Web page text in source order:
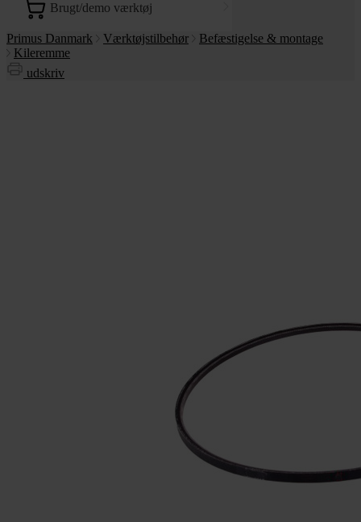
brugt/demo værktøj
Primus Danmark Værktøjstilbehør
Befæstigelse & montage
Kileremme
udskriv